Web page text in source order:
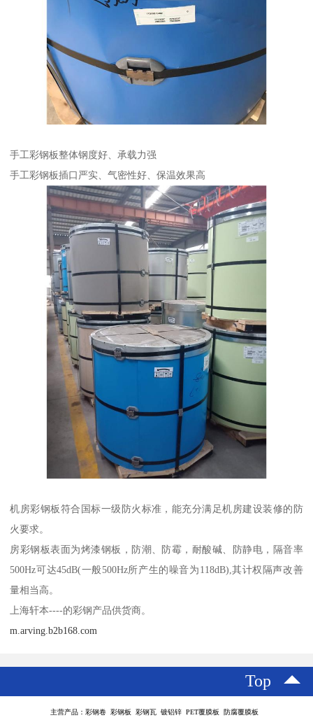
手工彩钢板整体钢度好、承载力强
手工彩钢板插口严实、气密性好、保温效果高
机房彩钢板符合国标一级防火标准，能充分满足机房建设装修的防
火要求。
房彩钢板表面为烤漆钢板，防潮、防霉，耐酸碱、防静电，隔音率
500Hz可达45dB(一般500Hz所产生的噪音为118dB),其计权隔声改善
量相当高。
上海轩本----的彩钢产品供货商。
m.arving.b2b168.com
Top
主营产品：彩钢卷 彩钢板 彩钢瓦 镀铝锌 PET覆膜板 防腐覆膜板